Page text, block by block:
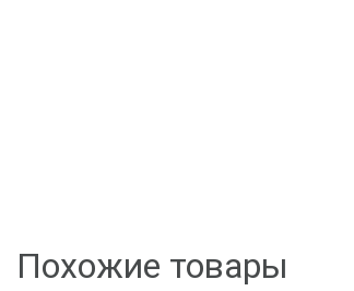
Похожие товары